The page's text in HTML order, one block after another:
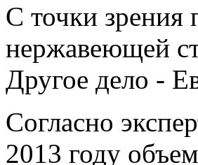
С точки зрения
нержавеющей
Другое дело -
Согласно
2013 году